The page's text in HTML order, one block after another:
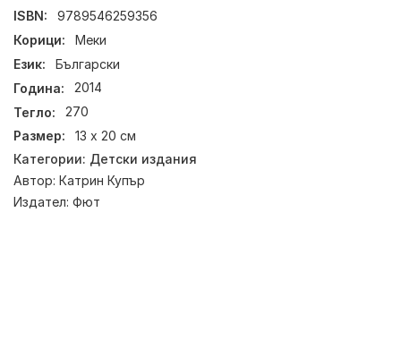
ISBN:
9789546259356
Корици:
Меки
Език:
Български
Година:
2014
Тегло:
270
Размер:
13 х 20 см
Категории: Детски издания
Автор: Катрин Купър
Издател: Фют